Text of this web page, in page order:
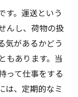
す。運送という
んし、荷物の扱
気があるかどう
もあります。当
って仕事をする
は、定期的なミ